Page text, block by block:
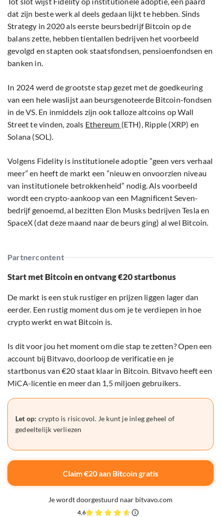
dat zijn beste werk al deels gedaan lijkt te hebben. Sinds
Strategy in 2020 als eerste beursbedrijf Bitcoin op de
balans zette, hebben tientallen bedrijven het voorbeeld
gevolgd en stapten ook staatsfondsen, pensioenfondsen en
banken in.
In 2024 werd de grootste stap gezet met de goedkeuring
van een hele waslijst aan beursgenoteerde Bitcoin-fondsen
in de VS. En inmiddels zijn ook talloze altcoins op Wall
Street te vinden, zoals Ethereum (ETH), Ripple (XRP) en
Solana (SOL).
Volgens Fidelity is institutionele adoptie ”geen vers verhaal
meer” en heeft de markt een ”nieuw en onvoorzien niveau
van institutionele betrokkenheid” nodig. Als voorbeeld
wordt een crypto-aankoop van een Magnificent Seven-
bedrijf genoemd, al bezitten Elon Musks bedrijven Tesla en
SpaceX (dat deze maand naar de beurs ging) al wel Bitcoin.
Partnercontent
Start met Bitcoin en ontvang €20 startbonus
De markt is een stuk rustiger en prijzen liggen lager dan
eerder. Een rustig moment dus om je te verdiepen in hoe
crypto werkt en wat Bitcoin is.
Is dit voor jou het moment om die stap te zetten? Open een
account bij Bitvavo, doorloop de verificatie en je
startbonus van €20 staat klaar in Bitcoin. Bitvavo heeft een
MiCA-licentie en meer dan 1,5 miljoen gebruikers.
Let op: crypto is risicovol. Je kunt je inleg geheel of
gedeeltelijk verliezen
Claim €20 aan Bitcoin gratis
Je wordt doorgestuurd naar bitvavo.com
4,6